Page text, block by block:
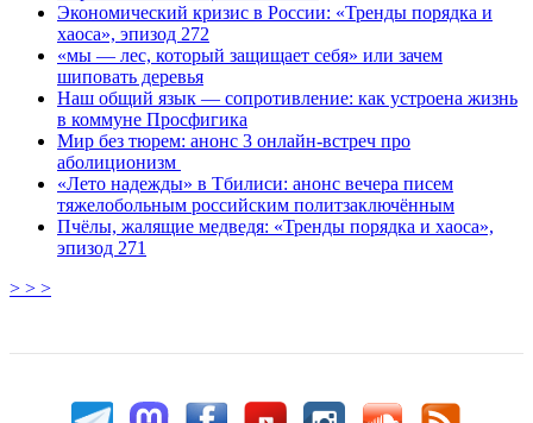
Экономический кризис в России: «Тренды порядка и
хаоса», эпизод 272
«мы — лес, который защищает себя» или зачем
шиповать деревья
Наш общий язык — сопротивление: как устроена жизнь
в коммуне Просфигика
Мир без тюрем: анонс 3 онлайн-встреч про
аболиционизм
«Лето надежды» в Тбилиси: анонс вечера писем
тяжелобольным российским политзаключённым
Пчёлы, жалящие медведя: «Тренды порядка и хаоса»,
эпизод 271
> > >